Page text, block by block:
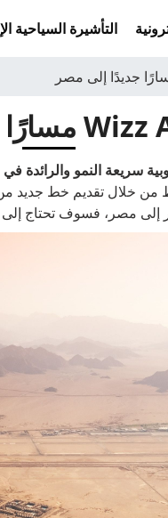
التأشيرة السياحية
سريعة النمو والرائدة في
من خلال تقديم خط جديد
إلى مصر، فسوف تحتاج